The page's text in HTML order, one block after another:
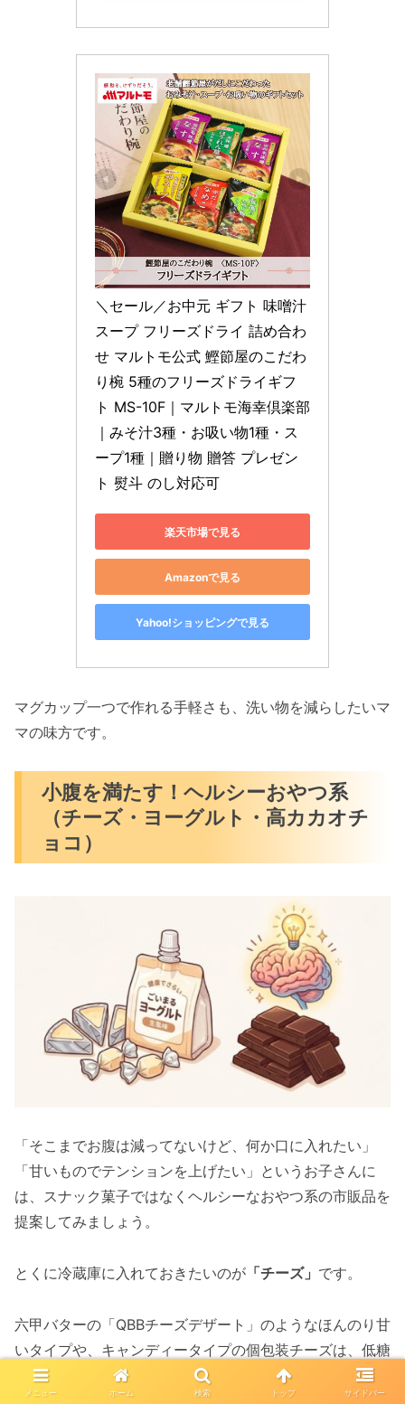
＼セール／お中元 ギフト 味噌汁
スープ フリーズドライ 詰め合わ
せ マルトモ公式 鰹節屋のこだわ
り椀 5種のフリーズドライギフ
ト MS-10F｜マルトモ海幸倶楽部
｜みそ汁3種・お吸い物1種・ス
ープ1種｜贈り物 贈答 プレゼン
ト 熨斗 のし対応可
楽天市場で見る
Amazonで見る
Yahoo!ショッピングで見る
マグカップ一つで作れる手軽さも、洗い物を減らしたいマ
マの味方です。
小腹を満たす！ヘルシーおやつ系
（チーズ・ヨーグルト・高カカオチ
ョコ）
「そこまでお腹は減ってないけど、何か口に入れたい」
「甘いものでテンションを上げたい」というお子さんに
は、スナック菓子ではなくヘルシーなおやつ系の市販品を
提案してみましょう。
とくに冷蔵庫に入れておきたいのが 「チーズ」 です。
六甲バターの「QBBチーズデザート」のようなほんのり甘
いタイプや、キャンディータイプの個包装チーズは、低糖
質ながら小腹をしっかり満たしてくれます。
メニュー ホーム 検索 トップ サイドバー